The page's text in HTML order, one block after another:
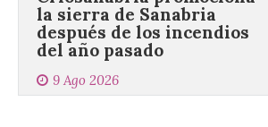
del año pasado
9 Ago 2026